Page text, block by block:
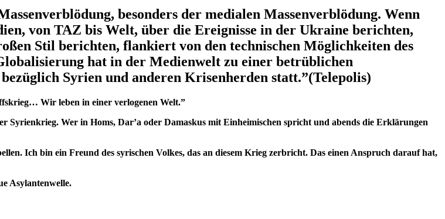
besonders der medialen Massenverblödung. Wenn
von TAZ bis Welt, über die Ereignisse in der Ukraine berichten,
Stil berichten, flankiert von den technischen Möglichkeiten des
hat in der Medienwelt zu einer betrüblichen
Syrien und anderen Krisenherden statt.”(Telepolis)
Wir leben in einer verlogenen Welt.”
Syrienkrieg. Wer in Homs, Dar’a oder Damaskus mit Einheimischen spricht und abends die Erklärungen
Ich bin ein Freund des syrischen Volkes, das an diesem Krieg zerbricht. Das einen Anspruch darauf hat,
Asylantenwelle.